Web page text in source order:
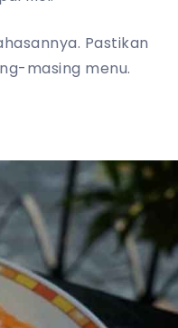
Pastikan
masing menu.